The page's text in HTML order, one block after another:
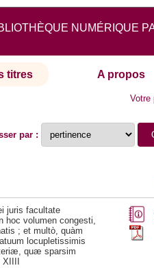
NUMÉRIQUE
titres A propos
Votre
par :
juris facultate
hoc volumen congesti,
; et multò, quàm
locupletissimis
quæ sparsim